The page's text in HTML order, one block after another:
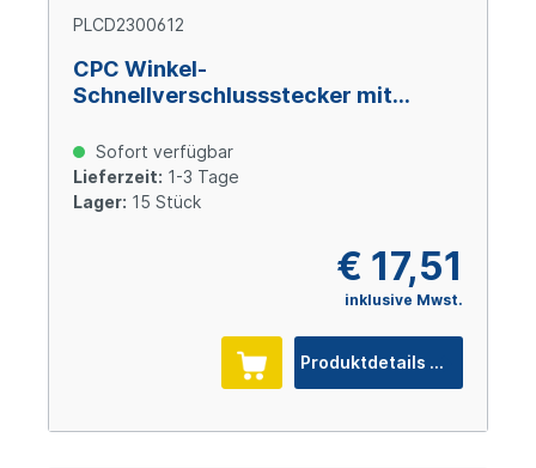
PLCD2300612
CPC Winkel-
Schnellverschlussstecker mit
Polypropylen
Sofort verfügbar
Lieferzeit: 1-3 Tage
Lager: 15 Stück
€ 17,51
inklusive Mwst.
Produktdetails